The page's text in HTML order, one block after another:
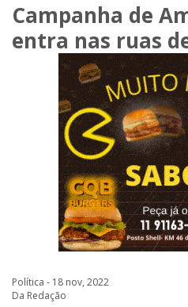
Campanha de
entra nas ruas
Política - 18 nov, 2022
Da Redação